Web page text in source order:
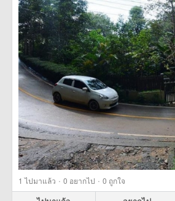
1 ไปมาแล้ว · 0 อยากไป · 0 ถูกใจ